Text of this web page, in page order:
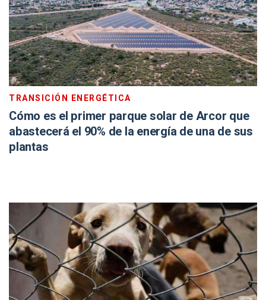
TRANSICIÓN ENERGÉTICA
Cómo es el primer parque solar de Arcor que
abastecerá el 90% de la energía de una de sus
plantas